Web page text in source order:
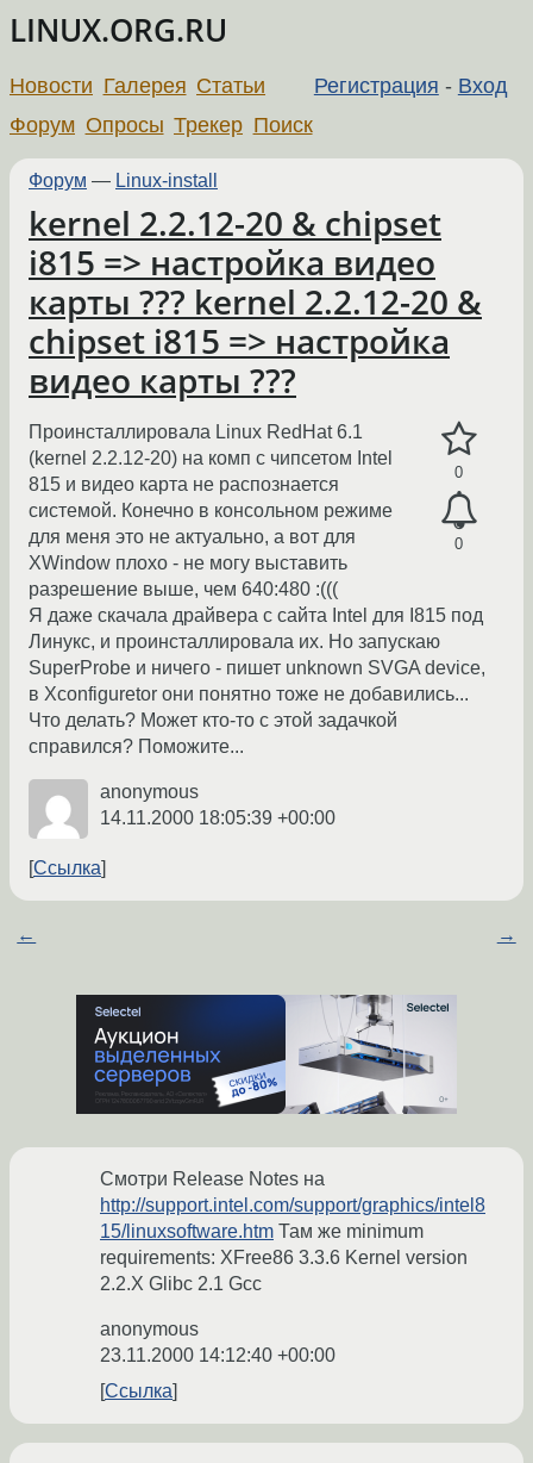
LINUX.ORG.RU
Регистрация - Вход
Новости Галерея Статьи
Форум Опросы Трекер Поиск
Форум — Linux-install
kernel 2.2.12-20 & chipset
i815 => настройка видео
карты ??? kernel 2.2.12-20 &
chipset i815 => настройка
видео карты ???
0
0
Проинсталлировала Linux RedHat 6.1
(kernel 2.2.12-20) на комп с чипсетом Intel
815 и видео карта не распознается
системой. Конечно в консольном режиме
для меня это не актуально, а вот для
XWindow плохо - не могу выставить
разрешение выше, чем 640:480 :(((
Я даже скачала драйвера с сайта Intel для I815 под
Линукс, и проинсталлировала их. Но запускаю
SuperProbe и ничего - пишет unknown SVGA device,
в Xconfiguretor они понятно тоже не добавились...
Что делать? Может кто-то с этой задачкой
справился? Поможите...
anonymous
14.11.2000 18:05:39 +00:00
Ссылка
← →
Смотри Release Notes на
http://support.intel.com/support/graphics/intel8
15/linuxsoftware.htm Там же minimum
requirements: XFree86 3.3.6 Kernel version
2.2.X Glibc 2.1 Gcc
anonymous
23.11.2000 14:12:40 +00:00
Ссылка